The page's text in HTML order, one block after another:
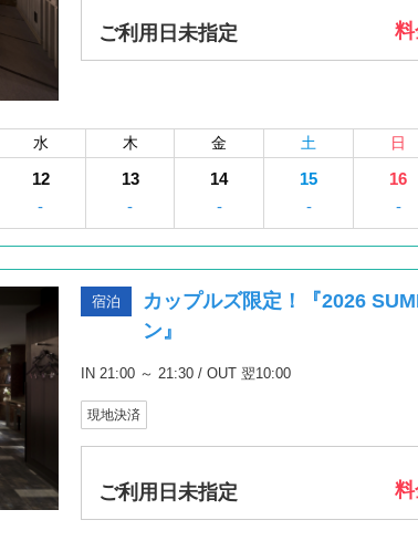
ご利用日未指定
水 木 金 土 日
12
-
13
-
14
-
15
-
16
-
宿泊
カップルズ限定！『2026
ン』
IN 21:00 ～ 21:30 / OUT 翌10:00
現地決済
ご利用日未指定